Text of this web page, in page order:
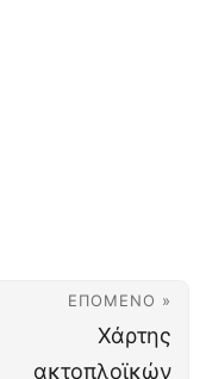
ΕΠΌΜΕΝΟ »
Χάρτης
ακτοπλοϊκών